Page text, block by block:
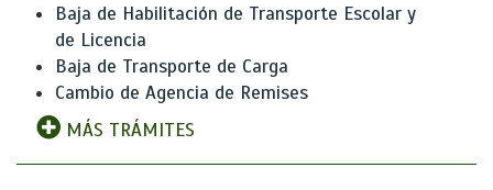
Baja de Habilitación de Transporte Escolar y
de Licencia
Baja de Transporte de Carga
Cambio de Agencia de Remises
MÁS TRÁMITES